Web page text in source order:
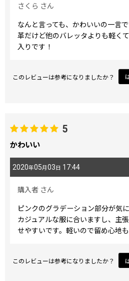
さくら さん
なんと言っても、かわいいの一言で
革だけど他のバレッタよりも軽く
入りです！
このレビューは参考になりましたか？
5
かわいい
2020年05月 03 日 17:44
購入者 さん
ピンクのグラデーション部分が気に
カジュアルな服に合いますし、主
せやすいです。軽いので留め心地も
このレビューは参考になりましたか？